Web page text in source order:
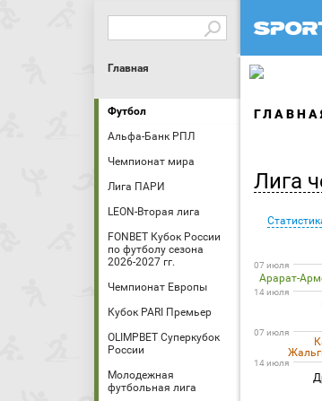
Главная
Футбол
Альфа-Банк РПЛ
Чемпионат мира
Лига ПАРИ
LEON-Вторая лига
FONBET Кубок России
по футболу сезона
2026-2027 гг.
Чемпионат Европы
Кубок PARI Премьер
OLIMPBET Суперкубок
России
Молодежная
футбольная лига
Лига
07 июля
Арарат-
14 июля
07 июля
14 июля